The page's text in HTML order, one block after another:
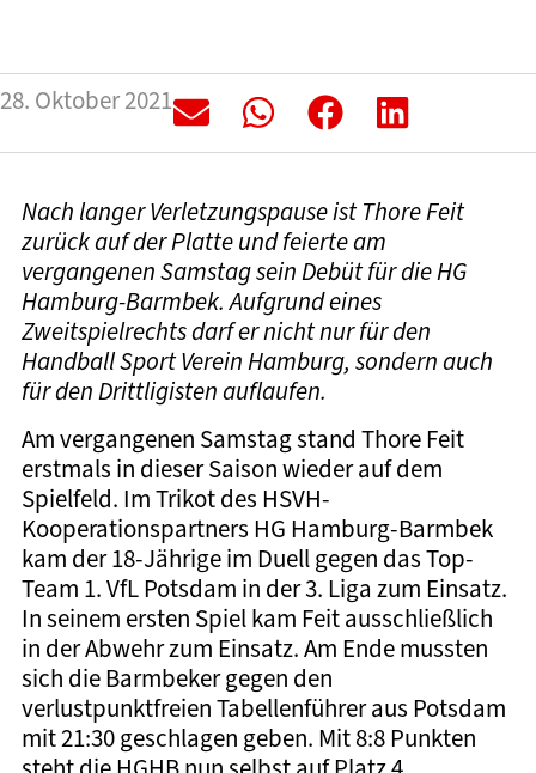
28. Oktober 2021
Nach langer Verletzungspause ist Thore Feit
zurück auf der Platte und feierte am
vergangenen Samstag sein Debüt für die HG
Hamburg-Barmbek. Aufgrund eines
Zweitspielrechts darf er nicht nur für den
Handball Sport Verein Hamburg, sondern auch
für den Drittligisten auflaufen.
Am vergangenen Samstag stand Thore Feit
erstmals in dieser Saison wieder auf dem
Spielfeld. Im Trikot des HSVH-
Kooperationspartners HG Hamburg-Barmbek
kam der 18-Jährige im Duell gegen das Top-
Team 1. VfL Potsdam in der 3. Liga zum Einsatz.
In seinem ersten Spiel kam Feit ausschließlich
in der Abwehr zum Einsatz. Am Ende mussten
sich die Barmbeker gegen den
verlustpunktfreien Tabellenführer aus Potsdam
mit 21:30 geschlagen geben. Mit 8:8 Punkten